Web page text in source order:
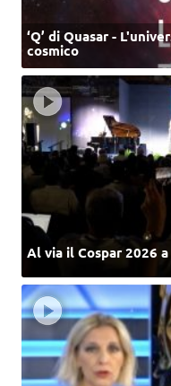
‘Q’ di Quasar -
cosmico
Al via il Cospar 2026